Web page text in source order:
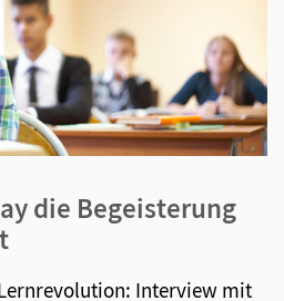
die Begeisterung
Interview mit